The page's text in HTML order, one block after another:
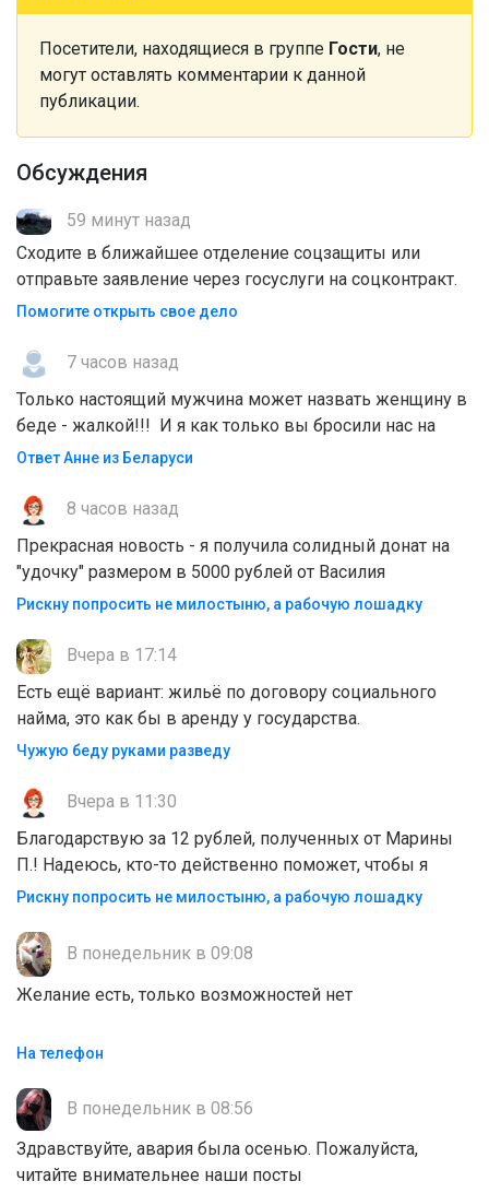
Посетители, находящиеся в группе Гости, не
могут оставлять комментарии к данной
публикации.
Обсуждения
59 минут назад
Сходите в ближайшее отделение соцзащиты или
отправьте заявление через госуслуги на соцконтракт.
Помогите открыть свое дело
7 часов назад
Только настоящий мужчина может назвать женщину в
беде - жалкой!!! И я как только вы бросили нас на
Ответ Анне из Беларуси
8 часов назад
Прекрасная новость - я получила солидный донат на
"удочку" размером в 5000 рублей от Василия
Рискну попросить не милостыню, а рабочую лошадку
Вчера в 17:14
Есть ещё вариант: жильё по договору социального
найма, это как бы в аренду у государства.
Чужую беду руками разведу
Вчера в 11:30
Благодарствую за 12 рублей, полученных от Марины
П.! Надеюсь, кто-то действенно поможет, чтобы я
Рискну попросить не милостыню, а рабочую лошадку
В понедельник в 09:08
Желание есть, только возможностей нет
На телефон
В понедельник в 08:56
Здравствуйте, авария была осенью. Пожалуйста,
читайте внимательнее наши посты